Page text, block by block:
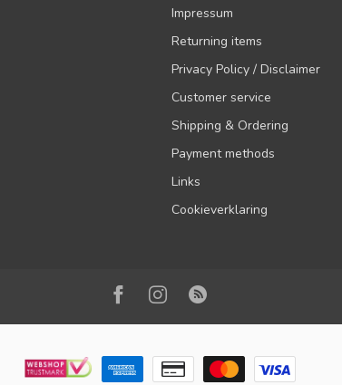
Impressum
Returning items
Privacy Policy / Disclaimer
Customer service
Shipping & Ordering
Payment methods
Links
Cookieverklaring